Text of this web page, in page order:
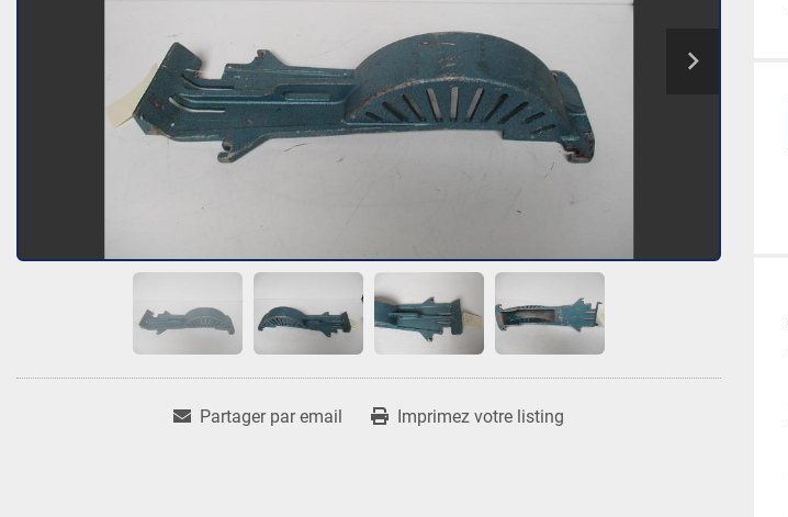
Partager par email Imprimez votre listing